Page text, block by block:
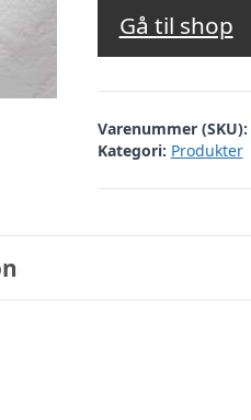
Gå til shop
Varenummer (SKU):
Kategori: Produkter